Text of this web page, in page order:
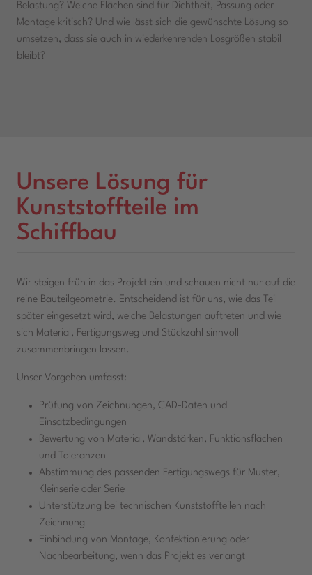
Belastung? Welche Flächen sind für Dichtheit, Passung oder
Montage kritisch? Und wie lässt sich die gewünschte Lösung so
umsetzen, dass sie auch in wiederkehrenden Losgrößen stabil
bleibt?
Unsere Lösung für
Kunststoffteile im
Schiffbau
Wir steigen früh in das Projekt ein und schauen nicht nur auf die
reine Bauteilgeometrie. Entscheidend ist für uns, wie das Teil
später eingesetzt wird, welche Belastungen auftreten und wie
sich Material, Fertigungsweg und Stückzahl sinnvoll
zusammenbringen lassen.
Unser Vorgehen umfasst:
Prüfung von Zeichnungen, CAD-Daten und
Einsatzbedingungen
Bewertung von Material, Wandstärken, Funktionsflächen
und Toleranzen
Abstimmung des passenden Fertigungswegs für Muster,
Kleinserie oder Serie
Unterstützung bei technischen Kunststoffteilen nach
Zeichnung
Einbindung von Montage, Konfektionierung oder
Nachbearbeitung, wenn das Projekt es verlangt